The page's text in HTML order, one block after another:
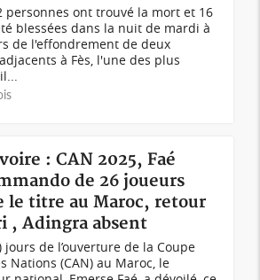
personnes ont trouvé la mort et 16
blessées dans la nuit de mardi à
de l'effondrement de deux
à Fès, l'une des plus
: CAN 2025, Faé
de 26 joueurs
le titre au Maroc, retour
, Adingra absent
jours de l’ouverture de la Coupe
Nations (CAN) au Maroc, le